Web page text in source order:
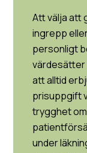
Att välja att
ingrepp
personligt
värdesätter
att alltid
prisuppgift
trygghet
under